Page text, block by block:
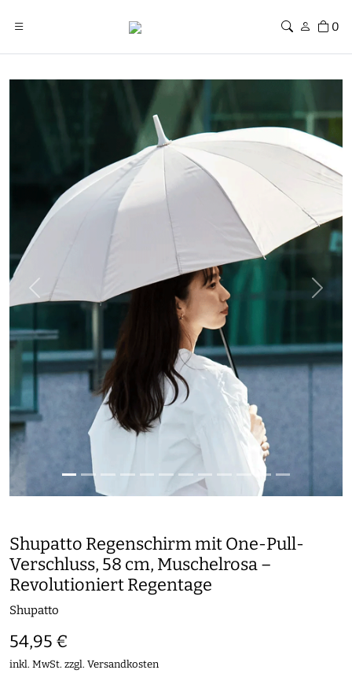
0
Previous Next
Shupatto Regenschirm mit One-Pull-
Verschluss, 58 cm, Muschelrosa –
Revolutioniert Regentage
Shupatto
54,95 €
inkl. MwSt. zzgl. Versandkosten